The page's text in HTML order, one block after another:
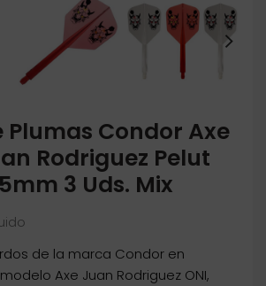
Condor Axe
Rodriguez Pelut
3 Uds. Mix
de la marca Condor en
Axe Juan Rodriguez ONI,